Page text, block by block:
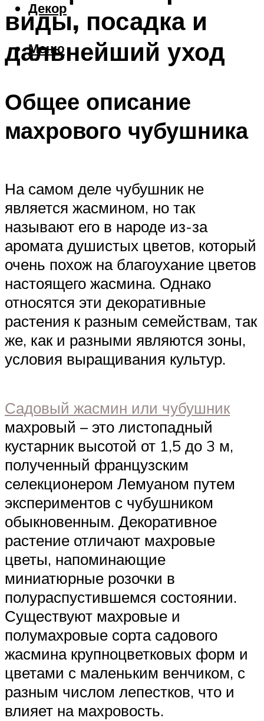
Декор
Меню
виды, посадка и
дальнейший уход
Общее описание
махрового чубушника
На самом деле чубушник не
является жасмином, но так
называют его в народе из-за
аромата душистых цветов, который
очень похож на благоухание цветов
настоящего жасмина. Однако
относятся эти декоративные
растения к разным семействам, так
же, как и разными являются зоны,
условия выращивания культур.
Садовый жасмин или чубушник
махровый – это листопадный
кустарник высотой от 1,5 до 3 м,
полученный французским
селекционером Лемуаном путем
экспериментов с чубушником
обыкновенным. Декоративное
растение отличают махровые
цветы, напоминающие
миниатюрные розочки в
полураспустившемся состоянии.
Существуют махровые и
полумахровые сорта садового
жасмина крупноцветковых форм и
цветами с маленьким венчиком, с
разным числом лепестков, что и
влияет на махровость.